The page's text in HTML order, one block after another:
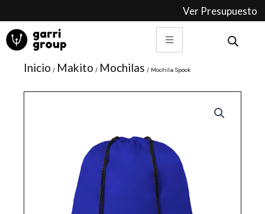
contenido
Ver Presupuesto
Inicio / Makito / Mochilas / Mochila Spook